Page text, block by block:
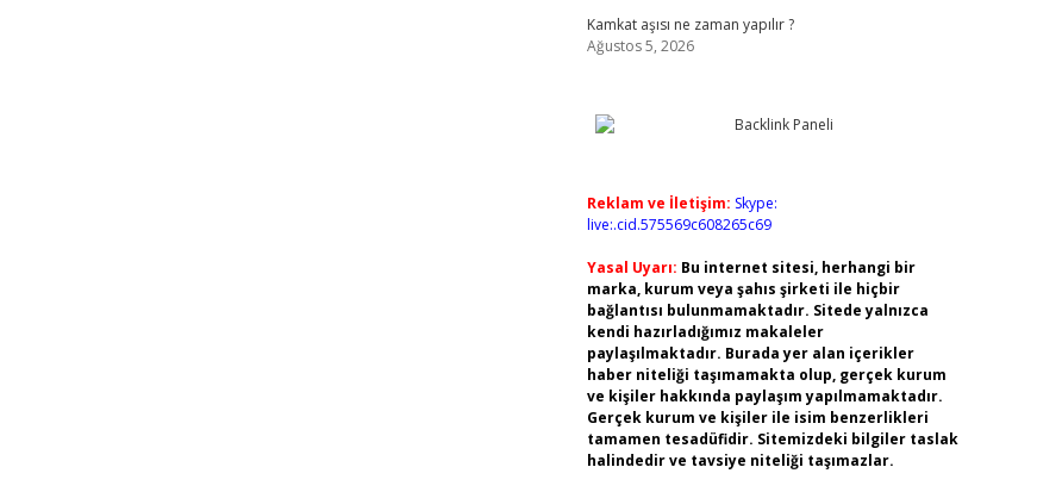
Kamkat aşısı ne zaman yapılır ?
Ağustos 5, 2026
Reklam ve İletişim: Skype:
live:.cid.575569c608265c69
Yasal Uyarı: Bu internet sitesi, herhangi bir
marka, kurum veya şahıs şirketi ile hiçbir
bağlantısı bulunmamaktadır. Sitede yalnızca
kendi hazırladığımız makaleler
paylaşılmaktadır. Burada yer alan içerikler
haber niteliği taşımamakta olup, gerçek kurum
ve kişiler hakkında paylaşım yapılmamaktadır.
Gerçek kurum ve kişiler ile isim benzerlikleri
tamamen tesadüfidir. Sitemizdeki bilgiler taslak
halindedir ve tavsiye niteliği taşımazlar.